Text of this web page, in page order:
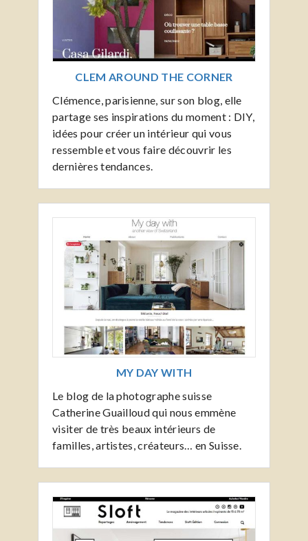
CLEM AROUND THE CORNER
Clémence, parisienne, sur son blog, elle
partage ses inspirations du moment : DIY,
idées pour créer un intérieur qui vous
ressemble et vous faire découvrir les
dernières tendances.
MY DAY WITH
Le blog de la photographe suisse
Catherine Guailloud qui nous emmène
visiter de très beaux intérieurs de
familles, artistes, créateurs… en Suisse.